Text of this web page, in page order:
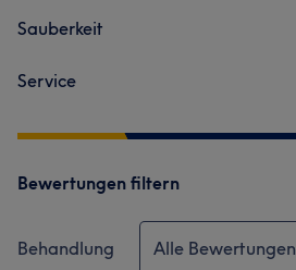
Sauberkeit
Service
Bewertungen filtern
Behandlung Alle Bewertungen